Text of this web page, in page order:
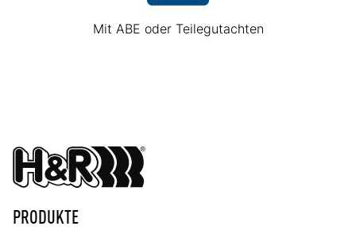
Mit ABE oder Teilegutachten
PRODUKTE